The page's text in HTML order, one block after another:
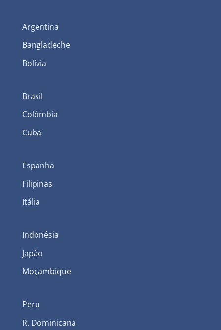
Argentina
Bangladeche
Bolívia
Brasil
Colômbia
Cuba
Espanha
Filipinas
Itália
Indonésia
Japão
Moçambique
Peru
R. Dominicana